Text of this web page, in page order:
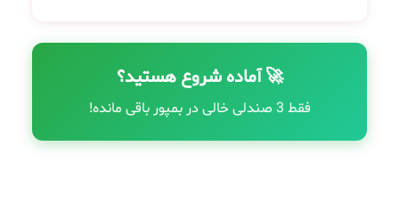
🚀 آماده شروع هستید؟
فقط 3 صندلی خالی در بمپور باقی مانده!